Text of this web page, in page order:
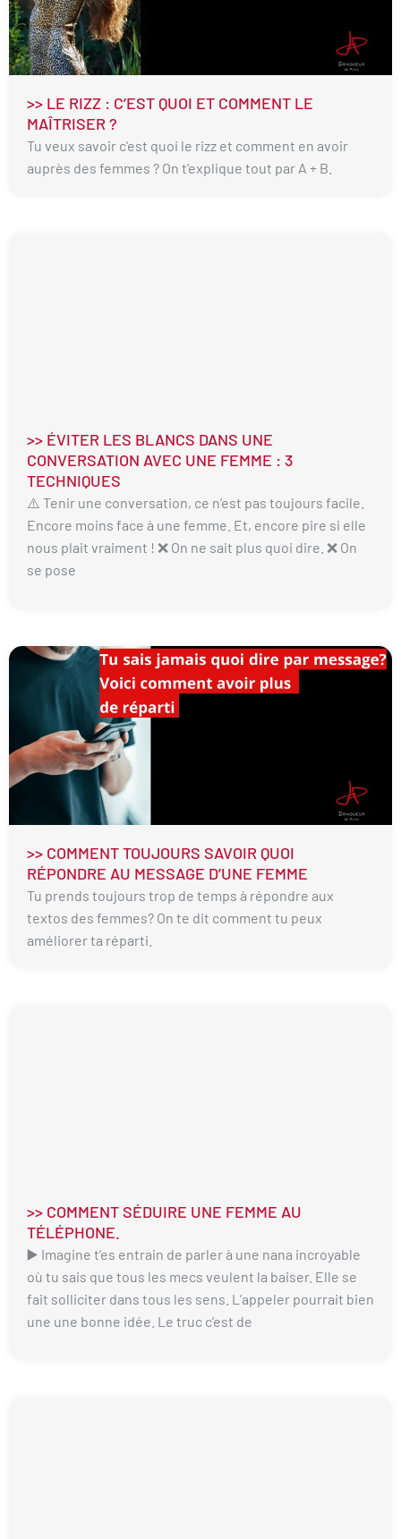
>> LE RIZZ : C’EST QUOI ET COMMENT LE
MAÎTRISER ?
Tu veux savoir c'est quoi le rizz et comment en avoir
auprès des femmes ? On t'explique tout par A + B.
>> ÉVITER LES BLANCS DANS UNE
CONVERSATION AVEC UNE FEMME : 3
TECHNIQUES
⚠️ Tenir une conversation, ce n’est pas toujours facile.
Encore moins face à une femme. Et, encore pire si elle
nous plait vraiment ! ❌ On ne sait plus quoi dire. ❌ On
se pose
>> COMMENT TOUJOURS SAVOIR QUOI
RÉPONDRE AU MESSAGE D’UNE FEMME
Tu prends toujours trop de temps à répondre aux
textos des femmes? On te dit comment tu peux
améliorer ta réparti.
>> COMMENT SÉDUIRE UNE FEMME AU
TÉLÉPHONE.
▶️ Imagine t’es entrain de parler à une nana incroyable
où tu sais que tous les mecs veulent la baiser. Elle se
fait solliciter dans tous les sens. L’appeler pourrait bien
une une bonne idée. Le truc c’est de